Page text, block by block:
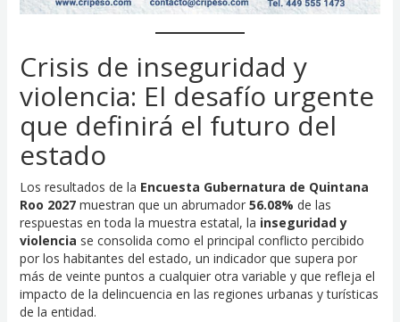
Crisis de inseguridad y
violencia: El desafío urgente
que definirá el futuro del
estado
Los resultados de la Encuesta Gubernatura de Quintana
Roo 2027muestran que un abrumador 56.08% de las
respuestas en toda la muestra estatal, la inseguridad y
violencia se consolida como el principal conflicto percibido
por los habitantes del estado, un indicador que supera por
más de veinte puntos a cualquier otra variable y que refleja el
impacto de la delincuencia en las regiones urbanas y turísticas
de la entidad.